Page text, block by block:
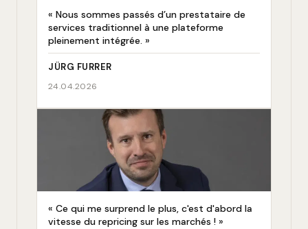
« Nous sommes passés d’un prestataire de
services traditionnel à une plateforme
pleinement intégrée. »
JÜRG FURRER
24.04.2026
« Ce qui me surprend le plus, c'est d'abord la
vitesse du repricing sur les marchés ! »